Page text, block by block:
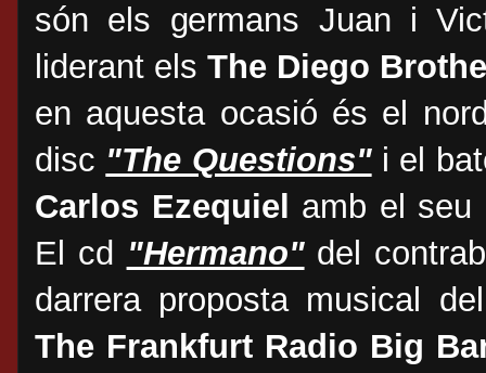
són els germans Juan i
liderant elsThe Diego
en aquesta ocasió és el
disc "The Questions"i el
Carlos Ezequiel amb el
El cd "Hermano"del
darrera proposta musical
The Frankfurt Radio Big